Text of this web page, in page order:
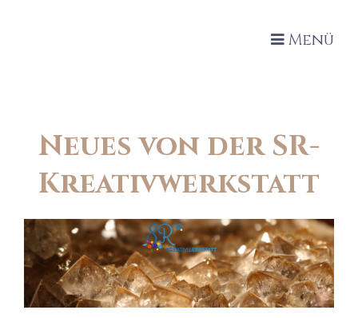
Menü
Neues von der SR-
Kreativwerkstatt